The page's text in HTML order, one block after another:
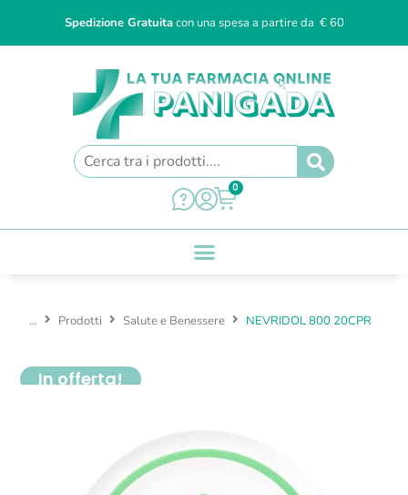
Spedizione Gratuitacon una spesa a partire da € 60
0
... Prodotti Salute e Benessere NEVRIDOL 800 20CPR
In offerta!